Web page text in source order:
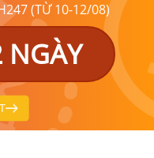
(TỪ 10-12/08)
NGÀY